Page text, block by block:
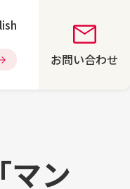
お問い合わせ
マン